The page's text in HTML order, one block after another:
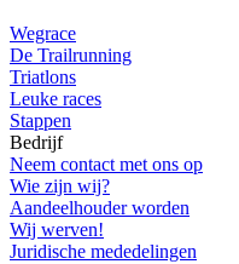
Wegrace
De Trailrunning
Triatlons
Leuke races
Stappen
Bedrijf
Neem contact met ons op
Wie zijn wij?
Aandeelhouder worden
Wij werven!
Juridische mededelingen